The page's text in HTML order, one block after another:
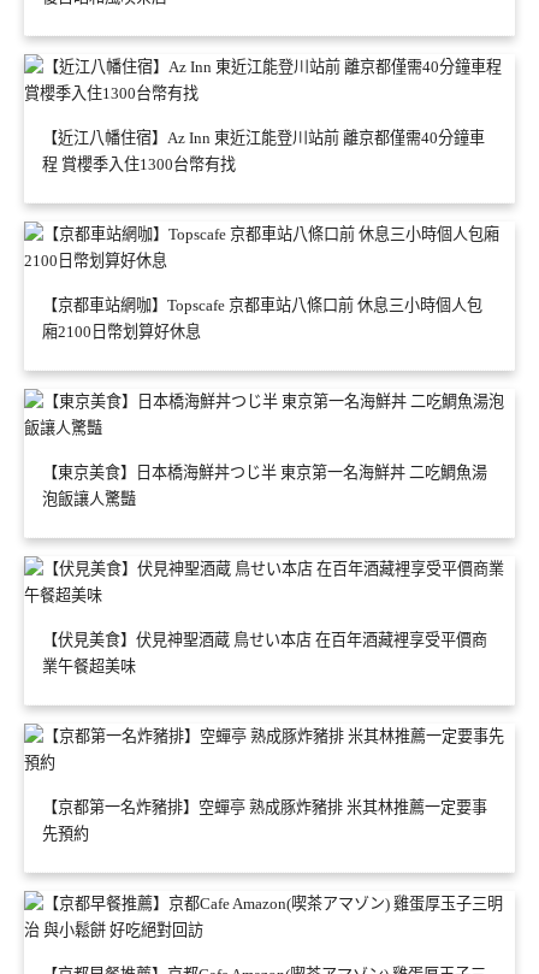
【近江八幡住宿】Az Inn 東近江能登川站前 離京都僅需40分鐘車
程 賞櫻季入住1300台幣有找
【京都車站網咖】Topscafe 京都車站八條口前 休息三小時個人包
廂2100日幣划算好休息
【東京美食】日本橋海鮮丼つじ半 東京第一名海鮮丼 二吃鯛魚湯
泡飯讓人驚豔
【伏見美食】伏見神聖酒蔵 鳥せい本店 在百年酒藏裡享受平價商
業午餐超美味
【京都第一名炸豬排】空蟬亭 熟成豚炸豬排 米其林推薦一定要事
先預約